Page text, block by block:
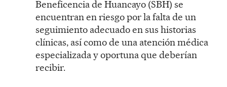
Beneficencia de Huancayo (SBH) se
encuentran en riesgo por la falta de un
seguimiento adecuado en sus historias
clínicas, así como de una atención médica
especializada y oportuna que deberían
recibir.